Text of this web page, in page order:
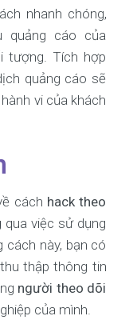
nhanh chóng,
quảng cáo của
tượng. Tích hợp
quảng cáo sẽ
vi của khách
cách hack theo
việc sử dụng
cách này, bạn có
thập thông tin
người theo dõi
của mình.